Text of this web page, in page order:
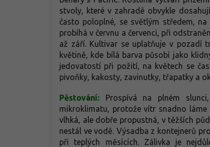
stvoly, které v zahradě obvykle
často poloplné, se světlým středem,
probíhá v červnu a červenci, při
až září. Kultivar se uplatňuje v pozadí
květině, kde bílá barva působí jako
jedovatostí při požití, na květech se
pivoňky, kakosty, zavinutky, třapatky a
Pěstování: Prospívá na plném
mikroklimatu, protože vítr snadno láme
vlhká, ale dobře propustná, v těžších
nestál ve vodě. Výsadba z kontejnerů
při teplých měsících. Zálivka je